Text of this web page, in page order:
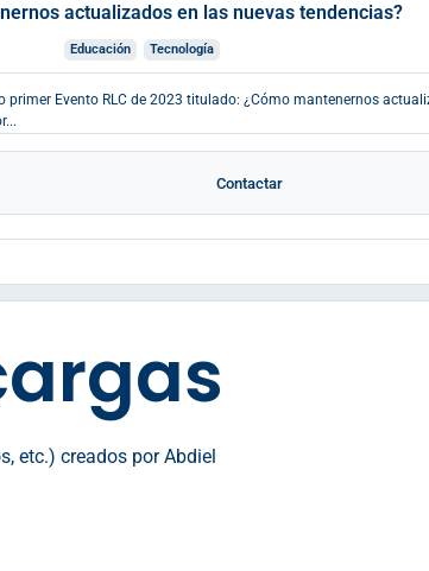
actualizados en las nuevas tendencias?
Educación Tecnología
primer Evento RLC de 2023 titulado: ¿Cómo mantenernos
Contactar
etc.) creados por Abdiel